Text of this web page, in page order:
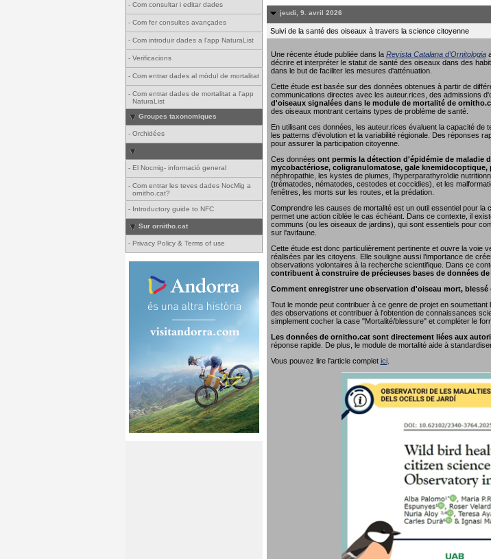
- Com consultar i editar dades
- Com fer consultes avançades
- Com introduir dades a l'app NaturaList
- Verificacions
- Com entrar dades al mòdul de mortalitat
- Com entrar dades de mortalitat a l'app
NaturaList
Groupes taxonomiques
- Orchidées
- El Nocmig- informació general
- Com entrar les teves dades NocMig a
ornitho.cat?
- Introductory guide to NFC
Sur ornitho.cat
- Privacy Policy & Terms of use
jeudi, 9. avril 2026
Suivi de la santé des oiseaux à travers la science citoyenne
Une récente étude publiée dans la Revista Catalana d’Ornitologia
décrire et interpréter le statut de santé des oiseaux dans des
dans le but de faciliter les mesures d'atténuation.
Cette étude est basée sur des données obtenues à partir de
communications directes avec les auteur.rices, des admissions
d'oiseaux signalées dans le module de mortalité de
des oiseaux montrant certains types de problème de santé.
En utilisant ces données, les auteur.rices évaluent la capacité
les patterns d'évolution et la variabilité régionale. Des réponses
pour assurer la participation citoyenne.
Ces données ont permis la détection d'épidémie de maladie
mycobactériose, coligranulomatose, gale
néphropathie, les kystes de plumes, l’hyperparathyroïdie
(trématodes, nématodes, cestodes et coccidies), et les
fenêtres, les morts sur les routes, et la prédation.
Comprendre les causes de mortalité est un outil essentiel pour
permet une action ciblée le cas échéant. Dans ce contexte, il
communs (ou les oiseaux de jardins), qui sont essentiels pour
sur l'avifaune.
Cette étude est donc particulièrement pertinente et ouvre la voie
réalisées par les citoyens. Elle souligne aussi l’importance de
observations volontaires à la recherche scientifique. Dans ce
contribuent à construire de précieuses bases de données
Comment enregistrer une observation d'oiseau mort, blessé
Tout le monde peut contribuer à ce genre de projet en
des observations et contribuer à l'obtention de connaissances
simplement cocher la case "Mortalité/blessure" et compléter le
Les données de ornitho.cat sont directement liées aux
réponse rapide. De plus, le module de mortalité aide à
Vous pouvez lire l'article complet ici.